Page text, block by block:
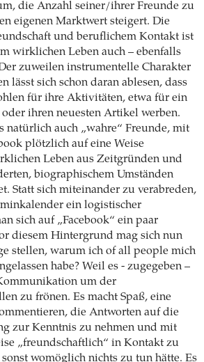
die Anzahl seiner/ihrer Freunde zu
eigenen Marktwert steigert. Die
und beruflichem Kontakt ist
wirklichen Leben auch – ebenfalls
zuweilen instrumentelle Charakter
lässt sich schon daran ablesen, dass
für ihre Aktivitäten, etwa für ein
ihren neuesten Artikel werben.
natürlich auch „wahre“ Freunde, mit
plötzlich auf eine Weise
Leben aus Zeitgründen und
biographischem Umständen
Statt sich miteinander zu verabreden,
ein logistischer
sich auf „Facebook“ ein paar
diesem Hintergrund mag sich nun
stellen, warum ich of all people mich
habe? Weil es - zugegeben –
um der
zu frönen. Es macht Spaß, eine
die Antworten auf die
zur Kenntnis zu nehmen und mit
„freundschaftlich“ in Kontakt zu
womöglich nichts zu tun hätte. Es